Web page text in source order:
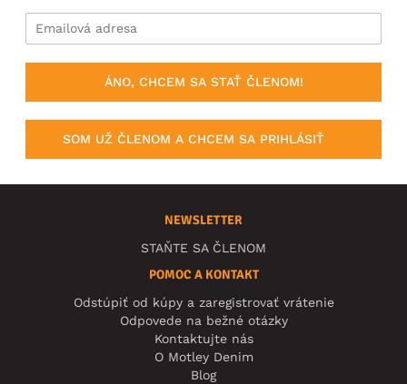
ÁNO, CHCEM SA STAŤ ČLENOM!
SOM UŽ ČLENOM A CHCEM SA PRIHLÁSIŤ
NEWSLETTER
STAŇTE SA ČLENOM
POMOC A KONTAKT
Odstúpiť od kúpy a zaregistrovať vrátenie
Odpovede na bežné otázky
Kontaktujte nás
O Motley Denim
Blog